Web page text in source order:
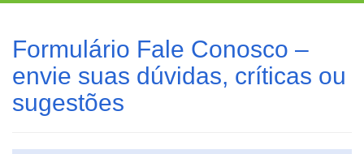
Formulário Fale Conosco –
envie suas dúvidas, críticas ou
sugestões